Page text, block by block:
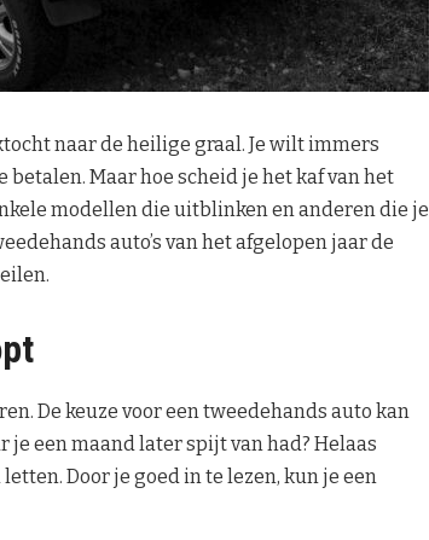
naar de heilige graal. Je wilt immers
Maar hoe scheid je het kaf van het
modellen die uitblinken en anderen die je
auto’s van het afgelopen jaar de
De keuze voor een tweedehands auto kan
een maand later spijt van had? Helaas
Door je goed in te lezen, kun je een